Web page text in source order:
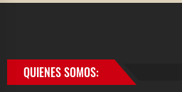
QUIENES SOMOS: